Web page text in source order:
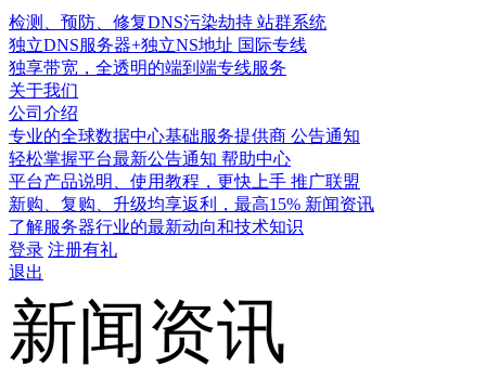
检测、预防、修复DNS污染劫持 站群系统
独立DNS服务器+独立NS地址 国际专线
独享带宽，全透明的端到端专线服务
关于我们
公司介绍
专业的全球数据中心基础服务提供商 公告通知
轻松掌握平台最新公告通知 帮助中心
平台产品说明、使用教程，更快上手 推广联盟
新购、复购、升级均享返利，最高15% 新闻资讯
了解服务器行业的最新动向和技术知识
登录 注册有礼
退出
新闻资讯